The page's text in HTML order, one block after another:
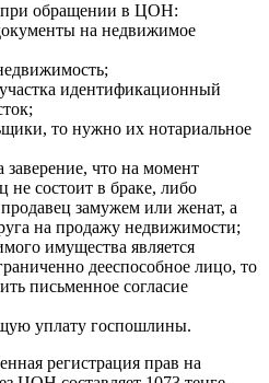
обращении в ЦОН:
на недвижимое
идентификационный
то нужно их нотариальное
что на момент
не состоит в браке, либо
продавец замужем или женат, а
на продажу недвижимости;
имущества является
дееспособное лицо, то
письменное согласие
уплату госпошлины.
регистрация прав на